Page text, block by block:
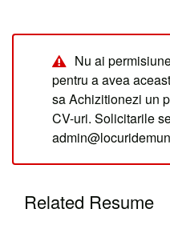
Nu ai
pentru a avea
sa Achizitionezi un
CV-uri. Solicitarile
Related Resume